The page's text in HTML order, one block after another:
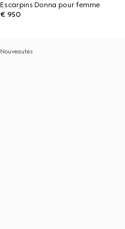
Escarpins Donna pour femme
€ 950
Nouveautés